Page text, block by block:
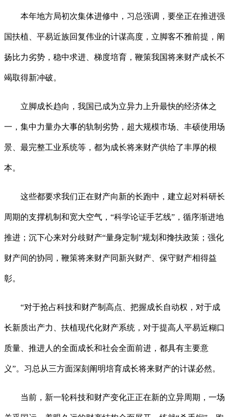
本年地方局初次集体进修中，习总强调，要坐正在推进强
国扶植、平易近族回复伟业的计谋高度，立脚客不雅前提，阐
扬比力劣势，稳中求进、梯度培育，鞭策我国将来财产成长不
竭取得新冲破。
立脚成长趋向，我国已成为立异力上升最快的经济体之
一，集中力量办大事的轨制劣势，超大规模市场、丰硕使用场
景、最完整工业系统等，都为成长将来财产供给了丰厚的根
本。
这些都要求我们正在财产向新的长跑中，建立起对科研长
周期的支撑机制和宽大空气，“科学论证手艺线”，循序渐进地
推进；沉下心来对分歧财产“量身定制”规划和搀扶政策；强化
财产间的协同，鞭策将来财产同新兴财产、保守财产相得益
彰。
“对于抢占科技和财产制高点、把握成长自动权，对于成
长新质出产力、扶植现代化财产系统，对于提高人平易近糊口
质量、推进人的全面成长和社会全面前进，都具有主要意
义”。习总从三方面深刻阐明培育成长将来财产的计谋必然。
当前，新一轮科技和财产变化正正在新的立异周期，一场